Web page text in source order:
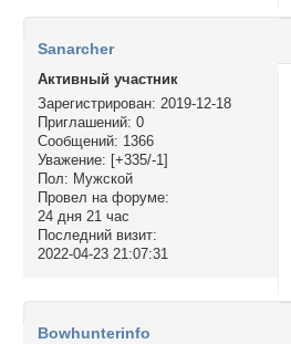
Sanarcher
Активный участник
Зарегистрирован: 2019-12-18
Приглашений: 0
Сообщений: 1366
Уважение: [+335/-1]
Пол: Мужской
Провел на форуме:
24 дня 21 час
Последний визит:
2022-04-23 21:07:31
Bowhunterinfo